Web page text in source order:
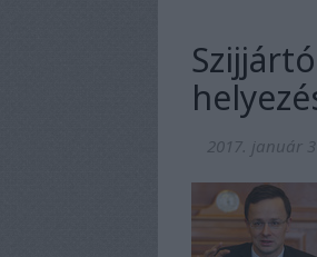
2017. január